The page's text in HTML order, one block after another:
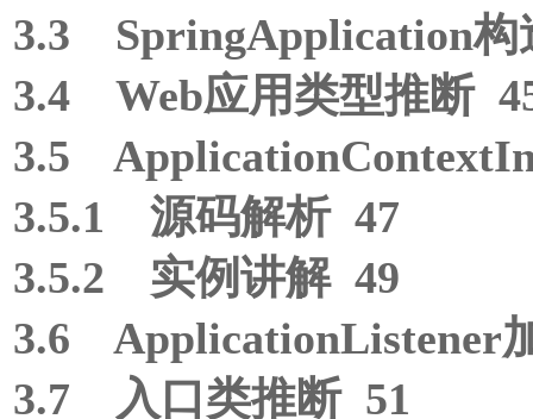
3.3 SpringApplication构
3.4 Web应用类型推断
3.5
3.5.1 源码解析 47
3.5.2 实例讲解 49
3.6 ApplicationListener
3.7 入口类推断 51